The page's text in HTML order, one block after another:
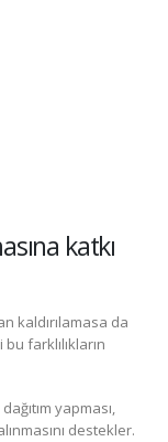
katkı
kaldırılamasa da
farklılıkların
yapması,
destekler.